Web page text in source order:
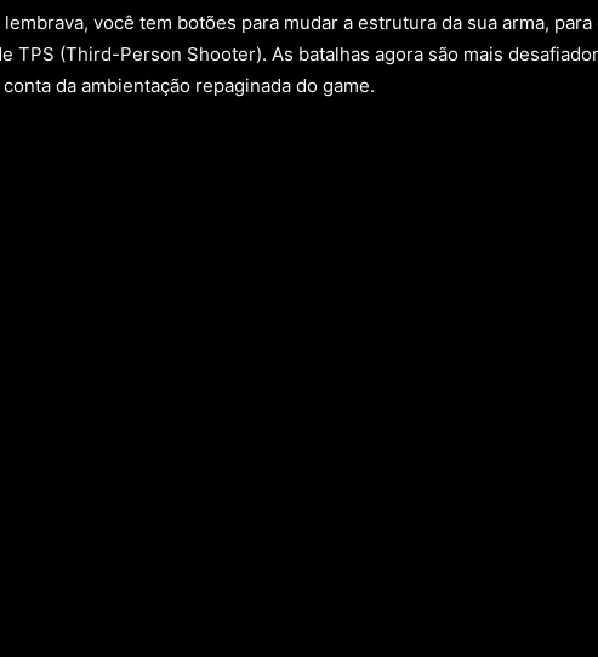
você tem botões para mudar a estrutura da sua arma,
TPS (Third-Person Shooter). As batalhas agora são mais
da ambientação repaginada do game.